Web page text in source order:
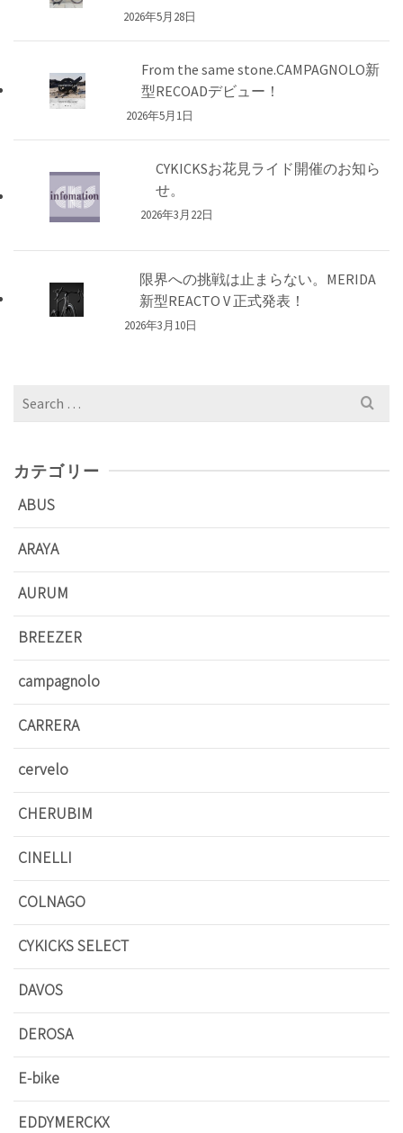
2026年5月28日
From the same stone.CAMPAGNOLO新
型RECOADデビュー！
2026年5月1日
CYKICKSお花見ライド開催のお知ら
せ。
2026年3月22日
限界への挑戦は止まらない。MERIDA
新型REACTO V 正式発表！
2026年3月10日
Search
カテゴリー
ABUS
ARAYA
AURUM
BREEZER
campagnolo
CARRERA
cervelo
CHERUBIM
CINELLI
COLNAGO
CYKICKS SELECT
DAVOS
DEROSA
E-bike
EDDYMERCKX